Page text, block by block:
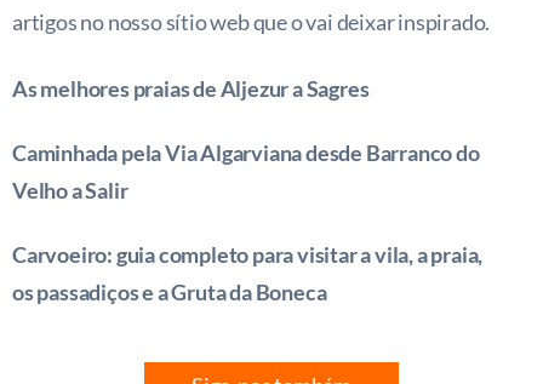
artigos no nosso sítio web que o vai deixar inspirado.
As melhores praias de Aljezur a Sagres
Caminhada pela Via Algarviana desde Barranco do
Velho a Salir
Carvoeiro: guia completo para visitar a vila, a praia,
os passadiços e a Gruta da Boneca